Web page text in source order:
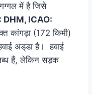
में है जिसे
DHM, ICAO:
कांगड़ा (172 किमी)
अड्‌डा है। हवाई
हैं, लेकिन सड़क